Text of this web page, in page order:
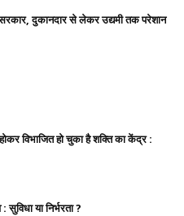
सरकार, दुकानदार से लेकर उद्यमी तक परेशान
विभाजित हो चुका है शक्ति का केंद्र :
या निर्भरता ?